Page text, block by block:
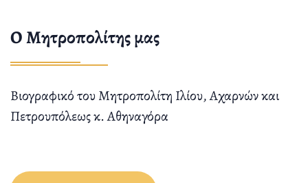
O Μητροπολίτης μας
Βιογραφικό του Μητροπολίτη Ιλίου, Αχαρνών και
Πετρουπόλεως κ. Αθηναγόρα